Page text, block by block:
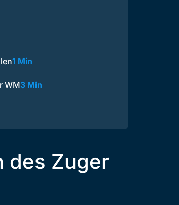
1 Min
WM3 Min
des Zuger